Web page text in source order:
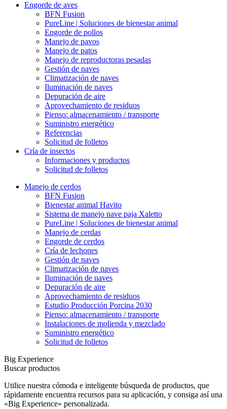
Engorde de aves
BFN Fusion
PureLine | Soluciones de bienestar animal
Engorde de pollos
Manejo de pavos
Manejo de patos
Manejo de reproductoras pesadas
Gestión de naves
Climatización de naves
Iluminación de naves
Depuración de aire
Aprovechamiento de residuos
Pienso: almacenamiento / transporte
Suministro energético
Referencias
Solicitud de folletos
Cría de insectos
Informaciones y productos
Solicitud de folletos
Manejo de cerdos
BFN Fusion
Bienestar animal Havito
Sistema de manejo nave paja Xaletto
PureLine | Soluciones de bienestar animal
Manejo de cerdas
Engorde de cerdos
Cría de lechones
Gestión de naves
Climatización de naves
Iluminación de naves
Depuración de aire
Aprovechamiento de residuos
Estudio Producción Porcina 2030
Pienso: almacenamiento / transporte
Instalaciones de molienda y mezclado
Suministro energético
Solicitud de folletos
Big Experience
Buscar productos
Utilice nuestra cómoda e inteligente búsqueda de productos, que
rápidamente encuentra recursos para su aplicación, y consiga así una
«Big Experience» personalizada.